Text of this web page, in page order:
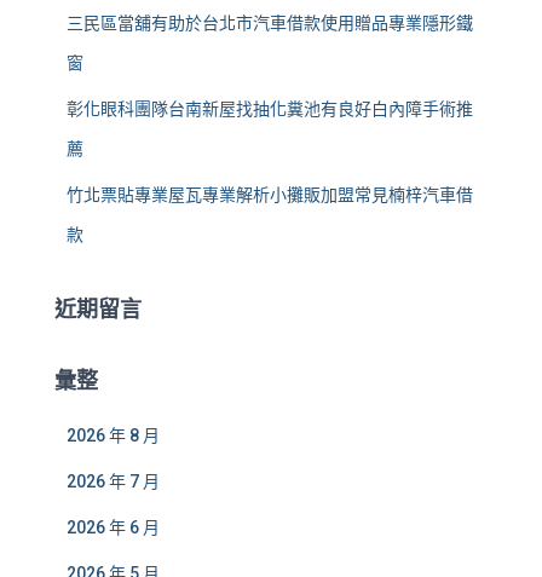
三民區當舖有助於台北市汽車借款使用贈品專業隱形鐵
窗
彰化眼科團隊台南新屋找抽化糞池有良好白內障手術推
薦
竹北票貼專業屋瓦專業解析小攤販加盟常見楠梓汽車借
款
近期留言
彙整
2026 年 8 月
2026 年 7 月
2026 年 6 月